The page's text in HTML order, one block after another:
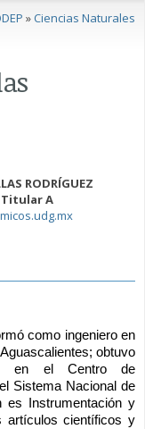
»Ciencias Naturales
RODRÍGUEZ
A
como ingeniero en
obtuvo
en el Centro de
Sistema Nacional de
es Instrumentación y
artículos científicos y